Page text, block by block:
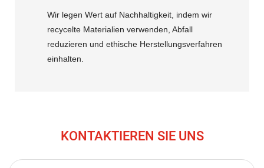
Wir legen Wert auf Nachhaltigkeit, indem wir
recycelte Materialien verwenden, Abfall
reduzieren und ethische Herstellungsverfahren
einhalten.
KONTAKTIEREN SIE UNS